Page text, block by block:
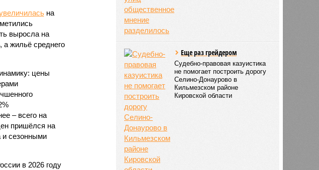
на
выросла на
жильё среднего
в годовом
качества,
апартаменты
1,2%.
быть
в 2026 году
на новостройки
Еще раз грейдером
Судебно-правовая казуистика
не помогает построить дорогу
Селино-Донаурово в
Кильмезском районе
Кировской области